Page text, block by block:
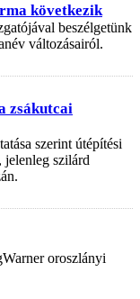
következik
beszélgetünk
változásairól.
zsákutcai
szerint útépítési
szilárd
oroszlányi